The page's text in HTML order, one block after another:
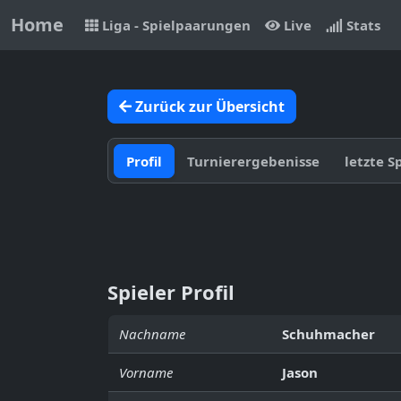
Home Liga - Spielpaarungen Live Stats
Zurück zur Übersicht
Profil Turnierergebenisse letzte
Spieler Profil
Nachname Schuhmacher
Vorname Jason